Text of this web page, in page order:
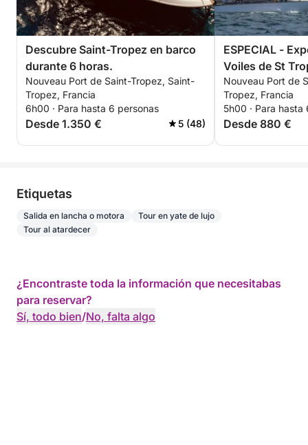
Descubre Saint-Tropez en barco
durante 6 horas.
Nouveau Port de Saint-Tropez, Saint-
Tropez, Francia
6h00 · Para hasta 6 personas
Desde 1.350 € 5 (48)
ESPECIAL -
Voiles de St
Nouveau Port de
Tropez, Francia
5h00 · Para hasta
Desde 880 €
Etiquetas
Salida en lancha o motora
Tour en yate de lujo
Tour al atardecer
¿Encontraste toda la información que necesitabas
para reservar?
Sí, todo bien/No, falta algo